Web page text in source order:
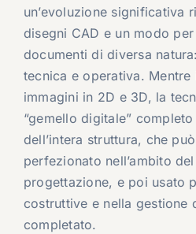
un’evoluzione significativa
disegni CAD e un modo
documenti di diversa
tecnica e operativa.
immagini in 2D e 3D, la
“gemello digitale” completo
dell’intera struttura, che
perfezionato nell’ambito
progettazione, e poi usato
costruttive e nella gestione
completato.